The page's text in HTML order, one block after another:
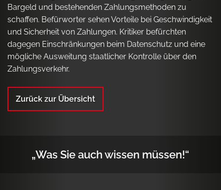
Bargeld und bestehenden Zahlungsmethoden zu
schaffen. Befürworter sehen Vorteile bei Geschwindigkeit
und Sicherheit von Zahlungen. Kritiker befürchten
dagegen Einschränkungen beim Datenschutz und eine
mögliche Ausweitung staatlicher Kontrolle über den
Zahlungsverkehr.
Zurück zur Übersicht
„Was Sie auch wissen müssen!“